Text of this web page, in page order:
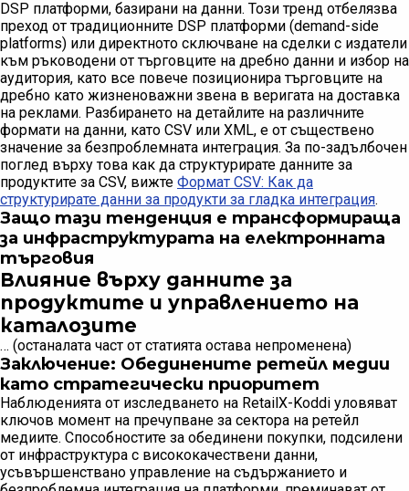
DSP платформи, базирани на данни. Този тренд отбелязва
преход от традиционните DSP платформи (demand-side
platforms) или директното сключване на сделки с издатели
към ръководени от търговците на дребно данни и избор на
аудитория, като все повече позиционира търговците на
дребно като жизненоважни звена в веригата на доставка
на реклами. Разбирането на детайлите на различните
формати на данни, като CSV или XML, е от съществено
значение за безпроблемната интеграция. За по-задълбочен
поглед върху това как да структурирате данните за
продуктите за CSV, вижте Формат CSV: Как да
структурирате данни за продукти за гладка интеграция.
Защо тази тенденция е трансформираща
за инфраструктурата на електронната
търговия
Влияние върху данните за
продуктите и управлението на
каталозите
… (останалата част от статията остава непроменена)
Заключение: Обединените ретейл медии
като стратегически приоритет
Наблюденията от изследването на RetailX-Koddi уловяват
ключов момент на пречупване за сектора на ретейл
медиите. Способностите за обединени покупки, подсилени
от инфраструктура с висококачествени данни,
усъвършенствано управление на съдържанието и